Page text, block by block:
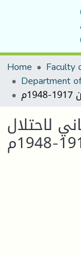
Home
Department
لاحتلال